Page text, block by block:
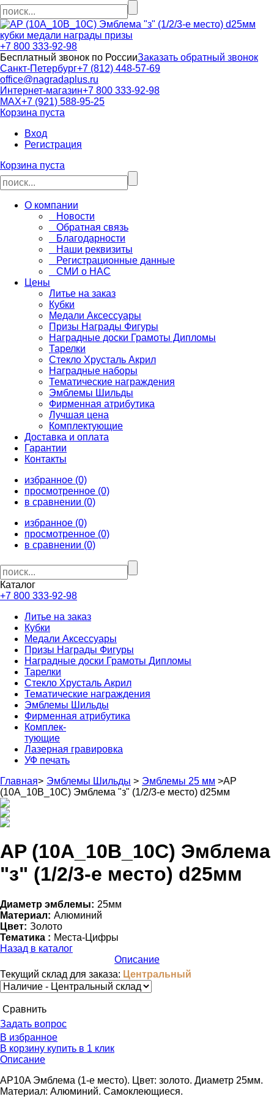
кубки медали награды призы
+7 800 333-92-98
Бесплатный звонок по РоссииЗаказать обратный звонок
Санкт-Петербург+7 (812) 448-57-69
office@nagradaplus.ru
Интернет-магазин+7 800 333-92-98
MAX+7 (921) 588-95-25
Корзина пуста
Вход
Регистрация
Корзина пуста
О компании
Новости
Обратная связь
Благодарности
Наши реквизиты
Регистрационные данные
СМИ о НАС
Цены
Литье на заказ
Кубки
Медали Аксессуары
Призы Награды Фигуры
Наградные доски Грамоты Дипломы
Тарелки
Стекло Хрусталь Акрил
Наградные наборы
Тематические награждения
Эмблемы Шильды
Фирменная атрибутика
Лучшая цена
Комплектующие
Доставка и оплата
Гарантии
Контакты
избранное (0)
просмотренное (0)
в сравнении (0)
избранное (0)
просмотренное (0)
в сравнении (0)
Каталог
+7 800 333-92-98
Литье на заказ
Кубки
Медали Аксессуары
Призы Награды Фигуры
Наградные доски Грамоты Дипломы
Тарелки
Стекло Хрусталь Акрил
Тематические награждения
Эмблемы Шильды
Фирменная атрибутика
Комплек-
тующие
Лазерная гравировка
УФ печать
Главная> Эмблемы Шильды > Эмблемы 25 мм >АP
(10A_10B_10C) Эмблема "з" (1/2/3-е место) d25мм
АP (10A_10B_10C) Эмблема
"з" (1/2/3-е место) d25мм
Диаметр эмблемы: 25мм
Материал: Алюминий
Цвет: Золото
Тематика : Места-Цифры
Назад в каталог
Описание
Текущий склад для заказа: Центральный
Cравнить
Задать вопрос
В избранное
В корзину купить в 1 клик
Описание
AP10A Эмблема (1-е место). Цвет: золото. Диаметр 25мм.
Материал: Алюминий. Самоклеющиеся.